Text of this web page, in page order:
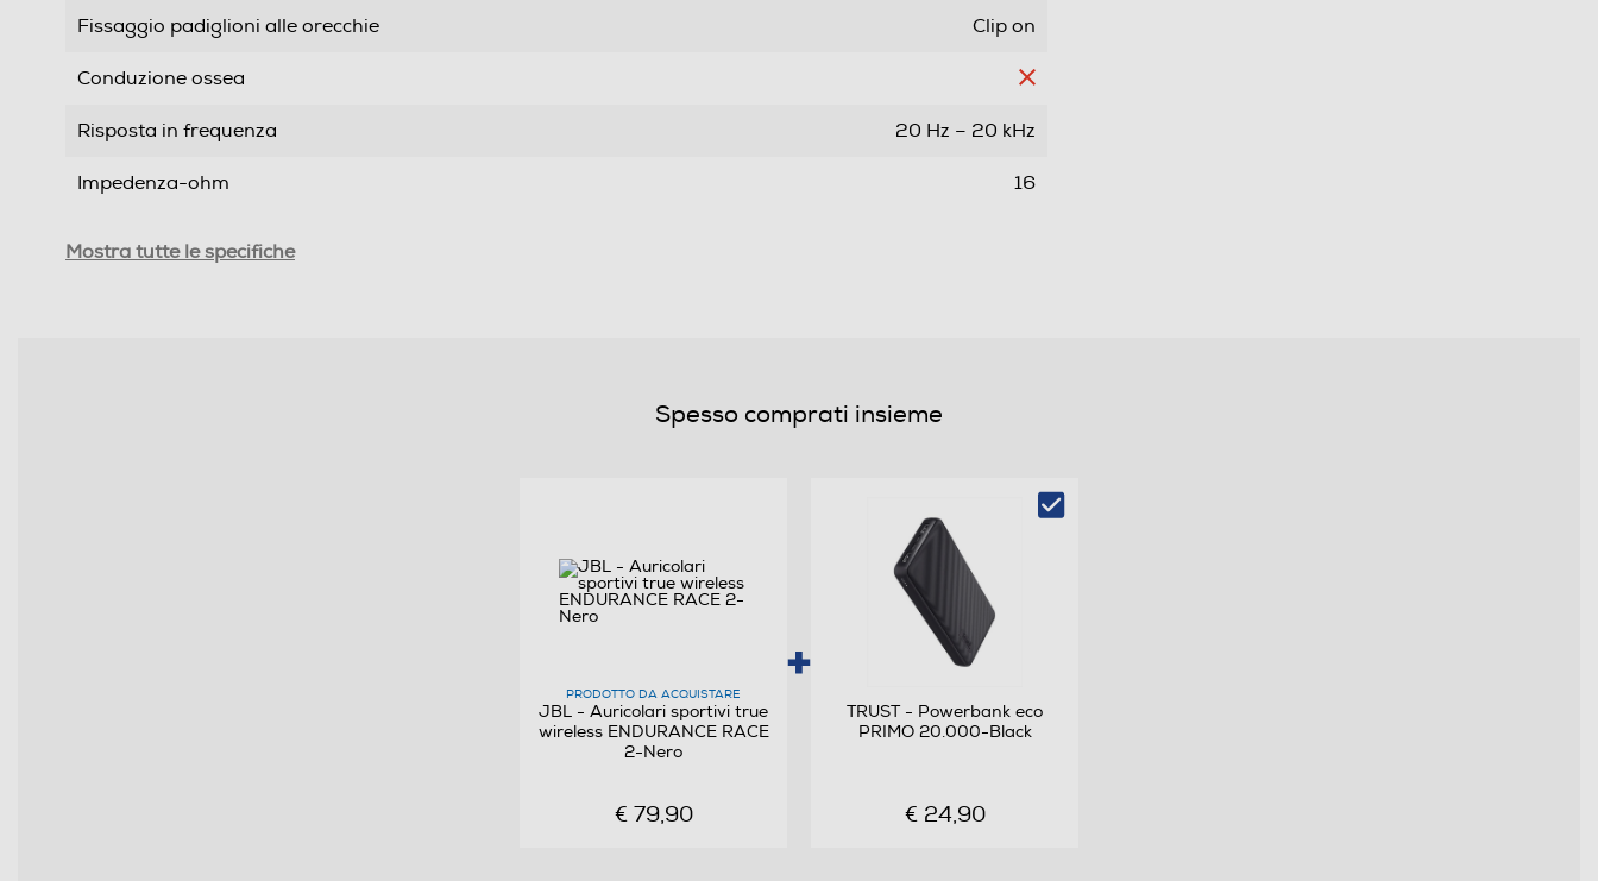
Fissaggio padiglioni alle orecchie Clip on
Conduzione ossea
Risposta in frequenza 20 Hz – 20 kHz
Impedenza-ohm 16
Waterproof e resistenti alla polvere Adattatore
auricolare ergonomico con alette con tecnologia
Twistlock™ Migliora il tuo allenamento con la
con Smart Ambient 4 microfoni per chiamate nitide
Mostra tutte le specifiche
Spesso comprati insieme
PRODOTTO DA ACQUISTARE
JBL - Auricolari sportivi true
wireless ENDURANCE RACE
2-Nero
€ 79,90
TRUST - Powerbank eco
PRIMO 20.000-Black
€ 24,90